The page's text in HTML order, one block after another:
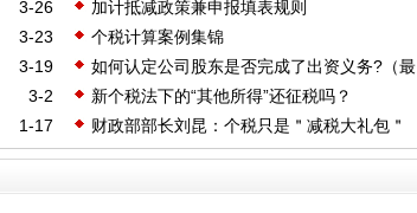
3-26
加计抵减政策兼申报填表规则
3-23
个税计算案例集锦
3-19
如何认定公司股东是否完成了出资义务?（最
高法院）
3-2
新个税法下的“其他所得”还征税吗？
1-17
财政部部长刘昆：个税只是＂减税大礼包＂
第一步 更大规模的在路上